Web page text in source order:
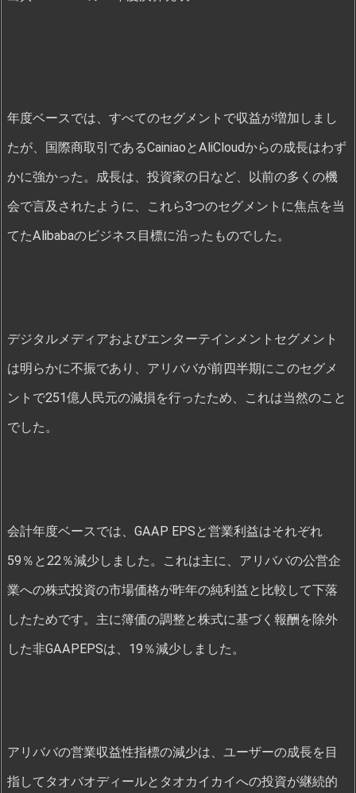
年度ベースでは、すべてのセグメントで収益が増加しまし
たが、国際商取引であるCainiaoとAliCloudからの成長はわず
かに強かった。成長は、投資家の日など、以前の多くの機
会で言及されたように、これら3つのセグメントに焦点を当
てたAlibabaのビジネス目標に沿ったものでした。
デジタルメディアおよびエンターテインメントセグメント
は明らかに不振であり、アリババが前四半期にこのセグメ
ントで251億人民元の減損を行ったため、これは当然のこと
でした。
会計年度ベースでは、GAAP EPSと営業利益はそれぞれ
59％と22％減少しました。これは主に、アリババの公営企
業への株式投資の市場価格が昨年の純利益と比較して下落
したためです。主に簿価の調整と株式に基づく報酬を除外
した非GAAPEPSは、19％減少しました。
アリババの営業収益性指標の減少は、ユーザーの成長を目
指してタオバオディールとタオカイカイへの投資が継続的